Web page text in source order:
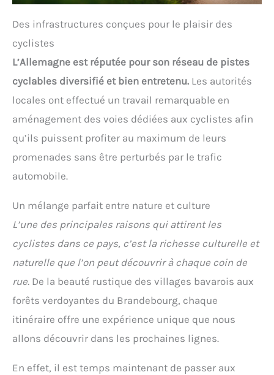
Des infrastructures conçues pour le plaisir des
cyclistes
L’Allemagne est réputée pour son réseau de pistes
cyclables diversifié et bien entretenu. Les autorités
locales ont effectué un travail remarquable en
aménagement des voies dédiées aux cyclistes afin
qu’ils puissent profiter au maximum de leurs
promenades sans être perturbés par le trafic
automobile.
Un mélange parfait entre nature et culture
L’une des principales raisons qui attirent les
cyclistes dans ce pays, c’est la richesse culturelle et
naturelle que l’on peut découvrir à chaque coin de
rue. De la beauté rustique des villages bavarois aux
forêts verdoyantes du Brandebourg, chaque
itinéraire offre une expérience unique que nous
allons découvrir dans les prochaines lignes.
En effet, il est temps maintenant de passer aux